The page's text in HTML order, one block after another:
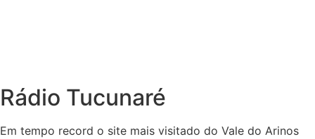
Rádio Tucunaré
Em tempo record o site mais visitado do Vale do Arinos